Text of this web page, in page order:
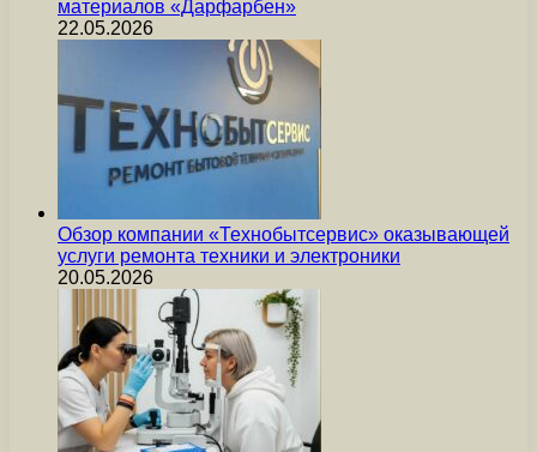
материалов «Дарфарбен»
22.05.2026
Обзор компании «Технобытсервис» оказывающей
услуги ремонта техники и электроники
20.05.2026